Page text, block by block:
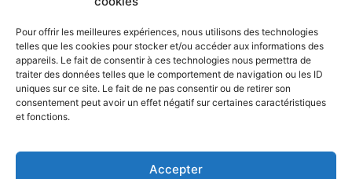
Pour offrir les meilleures expériences, nous utilisons des technologies
telles que les cookies pour stocker et/ou accéder aux informations des
appareils. Le fait de consentir à ces technologies nous permettra de
traiter des données telles que le comportement de navigation ou les ID
uniques sur ce site. Le fait de ne pas consentir ou de retirer son
consentement peut avoir un effet négatif sur certaines caractéristiques
et fonctions.
Accepter
Accueil Economie Entreprises Entrepreneur
Maghreb